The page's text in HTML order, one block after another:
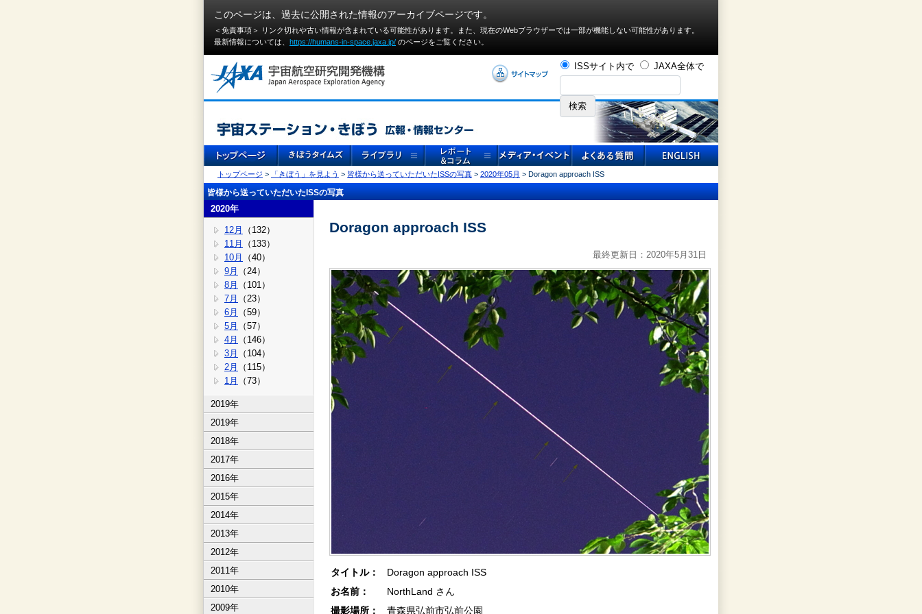
このページは、過去に公開された情報のアーカイブページです。
＜免責事項＞ リンク切れや古い情報が含まれている可能性があります。また、現在のWebブラウザーでは⼀部が機能しない可能性があります。
最新情報については、 https://humans-in-space.jaxa.jp/ のページをご覧ください。
ISSサイト内で JAXA全体で
トップページ > 「きぼう」を見よう > 皆様から送っていただいたISSの写真 > 2020年05月 > Doragon approach ISS
皆様から送っていただいたISSの写真
2020年
12月
（132）
11月
（133）
10月
（40）
9月
（24）
8月
（101）
7月
（23）
6月
（59）
5月
（57）
4月
（146）
3月
（104）
2月
（115）
1月
（73）
2019年
2019年
2018年
2017年
2016年
2015年
2014年
2013年
2012年
2011年
2010年
2009年
Doragon approach ISS
最終更新日：2020年5月31日
タイトル：
Doragon approach ISS
お名前：
NorthLand さん
撮影場所：
青森県弘前市弘前公園